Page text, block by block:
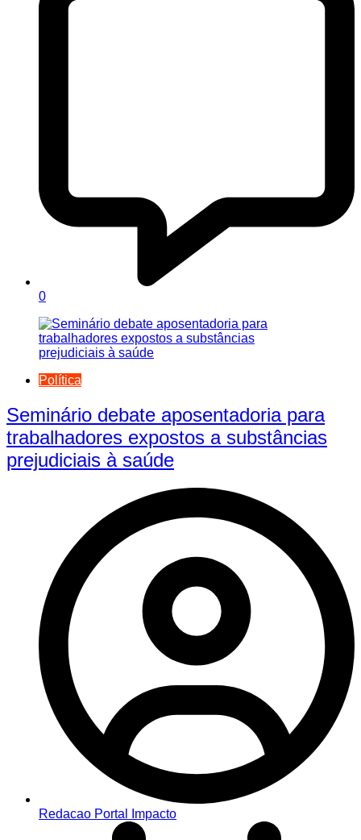
0
Política
Seminário debate aposentadoria para
trabalhadores expostos a substâncias
prejudiciais à saúde
Redacao Portal Impacto